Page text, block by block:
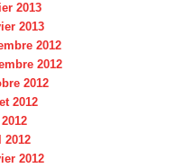
2013
2013
2012
2012
2012
2012
2012
2012